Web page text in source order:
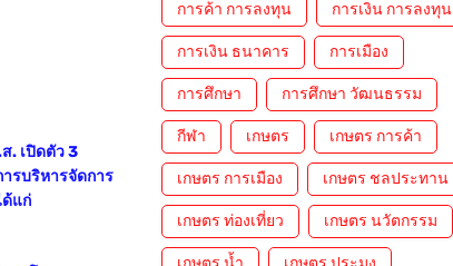
. เปิดตัว 3
รบริหารจัดการ
แก่
การค้า การลงทุน การเงิน การลงทุน
การเงิน ธนาคาร การเมือง
การศึกษา การศึกษา วัฒนธรรม
กีฬา เกษตร เกษตร การค้า
เกษตร การเมือง เกษตร ชลประทาน
เกษตร ท่องเที่ยว เกษตร นวัตกรรม